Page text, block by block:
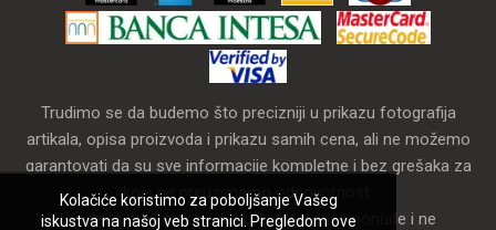
Trudimo se da budemo što precizniji u prikazu fotografija
artikala, opisa proizvoda i prikazu samih cena, ali ne možemo
garantovati da su sve informacije kompletne i bez grešaka za
koje ne preuzimamo odgovornost.
Svi artikli prikazani na sajtu su deo naše ponude i ne
Kolačiće koristimo za poboljšanje Vašeg
iskustva na našoj veb stranici. Pregledom ove